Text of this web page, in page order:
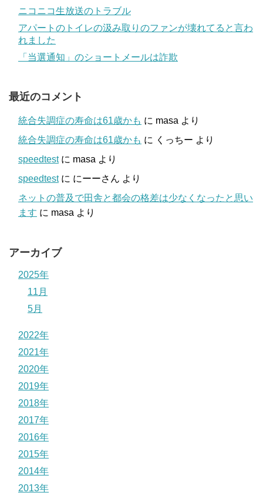
ニコニコ生放送のトラブル
アパートのトイレの汲み取りのファンが壊れてると言わ
れました
「当選通知」のショートメールは詐欺
最近のコメント
統合失調症の寿命は61歳かも に masa より
統合失調症の寿命は61歳かも に くっちー より
speedtestに masa より
speedtestに にーーさん より
ネットの普及で田舎と都会の格差は少なくなったと思い
ます に masa より
アーカイブ
2025年
11月
5月
2022年
2021年
2020年
2019年
2018年
2017年
2016年
2015年
2014年
2013年